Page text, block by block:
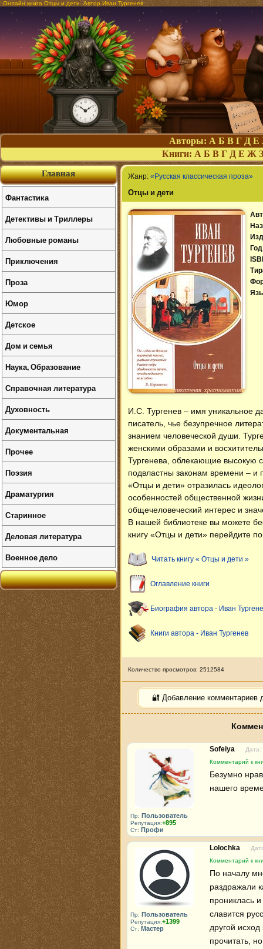
Онлайн книга Отцы и дети. Автор Иван Тургенев
Авторы: А Б В Г Д Е
Книги: А Б В Г Д Е Ж З
Жанр: «Русская классическая проза»
Отцы и дети
И.С. Тургенев – имя уникальное
писатель, чье безупречное
знанием человеческой души.
женскими образами и
Тургенева, облекающие высокую
подвластны законам времени –
«Отцы и дети» отразилась
особенностей общественной
общечеловеческий интерес и
В нашей библиотеке вы можете
книгу «Отцы и дети» перейдите
Читать книгу « Отцы и дети »
Оглавление книги
Биография автора - Иван
Книги автора - Иван Тургенев
Количество просмотров: 2512584
🔐 Добавление комментариев
Пр: Пользователь
Репутация:+895
Ст: Профи
Sofeiya
Дата:
Комментарий к
Безумно
нашего
Пр: Пользователь
Репутация:+1399
Ст: Мастер
Lolochka
Комментарий к
По началу
раздражали
прониклась
славится
другой
прочитать,
Главная
Фантастика
Детективы и Триллеры
Любовные романы
Приключения
Проза
Юмор
Детское
Дом и семья
Наука, Образование
Справочная литература
Духовность
Документальная
Прочее
Поэзия
Драматургия
Старинное
Деловая литература
Военное дело